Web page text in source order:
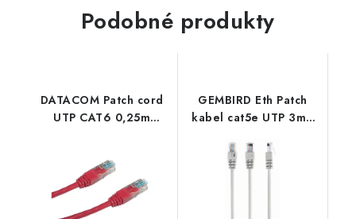
Podobné produkty
DATACOM Patch cord
UTP CAT6 0,25m
GEMBIRD Eth Patch
kabel cat5e UTP 3m -